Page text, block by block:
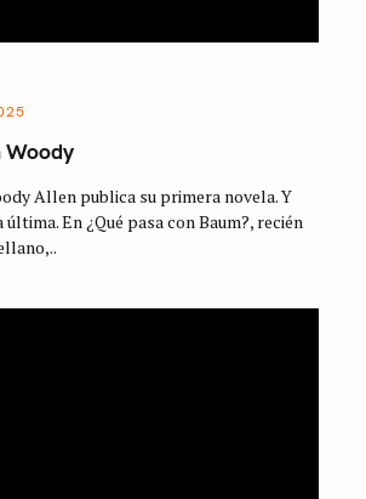
Woody
Allen publica su primera novela. Y
En ¿Qué pasa con Baum?, recién